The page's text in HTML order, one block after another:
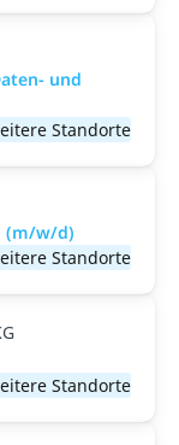
und
Standorte
(m/w/d)
Standorte
Standorte